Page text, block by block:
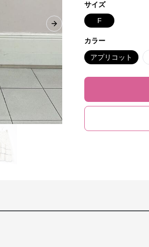
Next slide
サイズ
F
カラー
アプリコット